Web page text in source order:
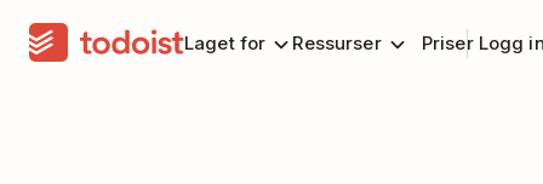
Laget for Ressurser Priser Logg